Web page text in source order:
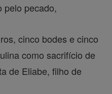
pelo pecado,
cinco bodes e cinco
como sacrifício de
de Eliabe, filho de